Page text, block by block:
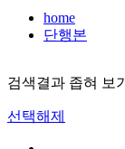
home
단행본
검색결과 좁혀 보기
선택해제